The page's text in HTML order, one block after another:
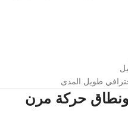
طويل المدى